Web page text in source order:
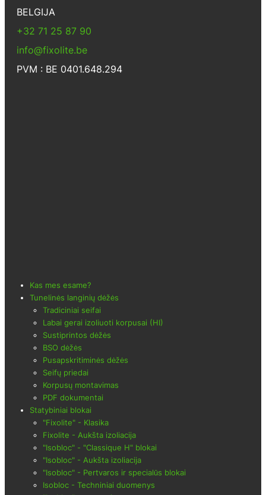
BELGIJA
+32 71 25 87 90
info@fixolite.be
PVM : BE 0401.648.294
Kas mes esame?
Tunelinės langinių dėžės
Tradiciniai seifai
Labai gerai izoliuoti korpusai (HI)
Sustiprintos dėžės
BSO dėžės
Pusapskritiminės dėžės
Seifų priedai
Korpusų montavimas
PDF dokumentai
Statybiniai blokai
"Fixolite" - Klasika
Fixolite - Aukšta izoliacija
"Isobloc" - "Classique H" blokai
"Isobloc" - Aukšta izoliacija
"Isobloc" - Pertvaros ir specialūs blokai
Isobloc - Techniniai duomenys